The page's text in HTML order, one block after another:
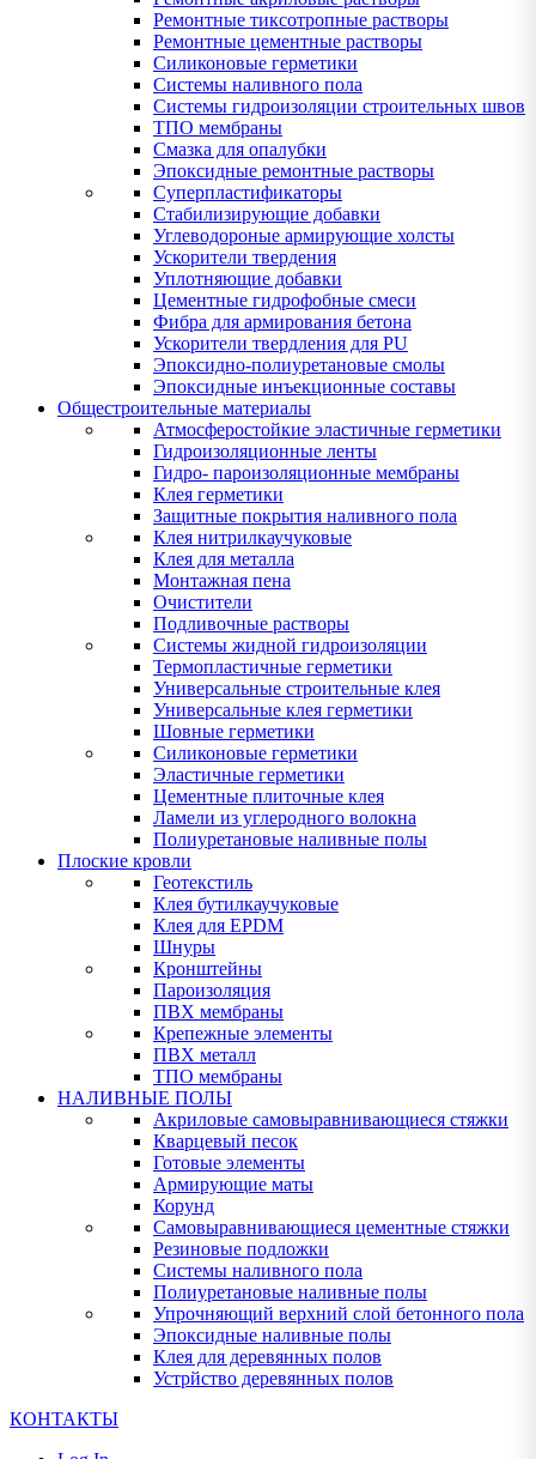
Ремонтные тиксотропные растворы
Ремонтные цементные растворы
Силиконовые герметики
Системы наливного пола
Системы гидроизоляции строительных швов
ТПО мембраны
Смазка для опалубки
Эпоксидные ремонтные растворы
Суперпластификаторы
Стабилизирующие добавки
Углеводороные армирующие холсты
Ускорители твердения
Уплотняющие добавки
Цементные гидрофобные смеси
Фибра для армирования бетона
Ускорители твердления для PU
Эпоксидно-полиуретановые смолы
Эпоксидные инъекционные составы
Общестроительные материалы
Атмосферостойкие эластичные герметики
Гидроизоляционные ленты
Гидро- пароизоляционные мембраны
Клея герметики
Защитные покрытия наливного пола
Клея нитрилкаучуковые
Клея для металла
Монтажная пена
Очистители
Подливочные растворы
Системы жидной гидроизоляции
Термопластичные герметики
Универсальные строительные клея
Универсальные клея герметики
Шовные герметики
Силиконовые герметики
Эластичные герметики
Цементные плиточные клея
Ламели из углеродного волокна
Полиуретановые наливные полы
Плоские кровли
Геотекстиль
Клея бутилкаучуковые
Клея для EPDM
Шнуры
Кронштейны
Пароизоляция
ПВХ мембраны
Крепежные элементы
ПВХ металл
ТПО мембраны
НАЛИВНЫЕ ПОЛЫ
Акриловые самовыравнивающиеся стяжки
Кварцевый песок
Готовые элементы
Армирующие маты
Корунд
Самовыравнивающиеся цементные стяжки
Резиновые подложки
Системы наливного пола
Полиуретановые наливные полы
Упрочняющий верхний слой бетонного пола
Эпоксидные наливные полы
Клея для деревянных полов
Устрйство деревянных полов
КОНТАКТЫ